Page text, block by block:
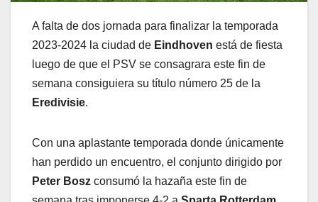
A falta de dos jornada para finalizar la temporada
2023-2024 la ciudad de Eindhoven está de fiesta
luego de que el PSV se consagrara este fin de
semana consiguiera su título número 25 de la
Eredivisie.
Con una aplastante temporada donde únicamente
han perdido un encuentro, el conjunto dirigido por
Peter Bosz consumó la hazaña este fin de